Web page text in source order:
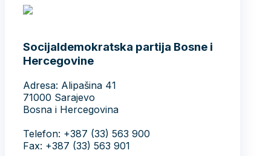
Socijaldemokratska partija Bosne i
Hercegovine
Adresa: Alipašina 41
71000 Sarajevo
Bosna i Hercegovina
Telefon: +387 (33) 563 900
Fax: +387 (33) 563 901